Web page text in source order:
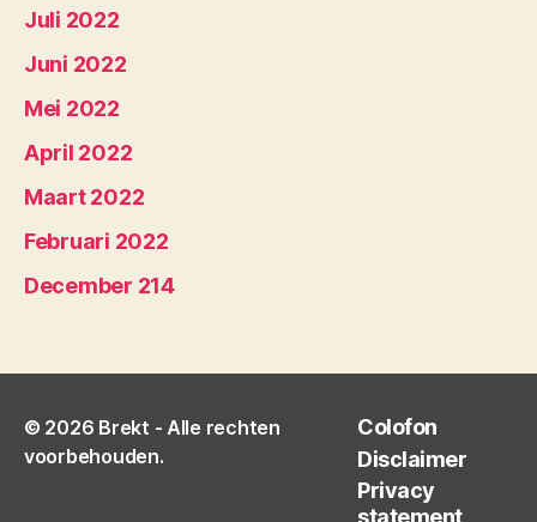
Juli 2022
Juni 2022
Mei 2022
April 2022
Maart 2022
Februari 2022
December 214
© 2026 Brekt - Alle rechten
voorbehouden.
Colofon
Disclaimer
Privacy